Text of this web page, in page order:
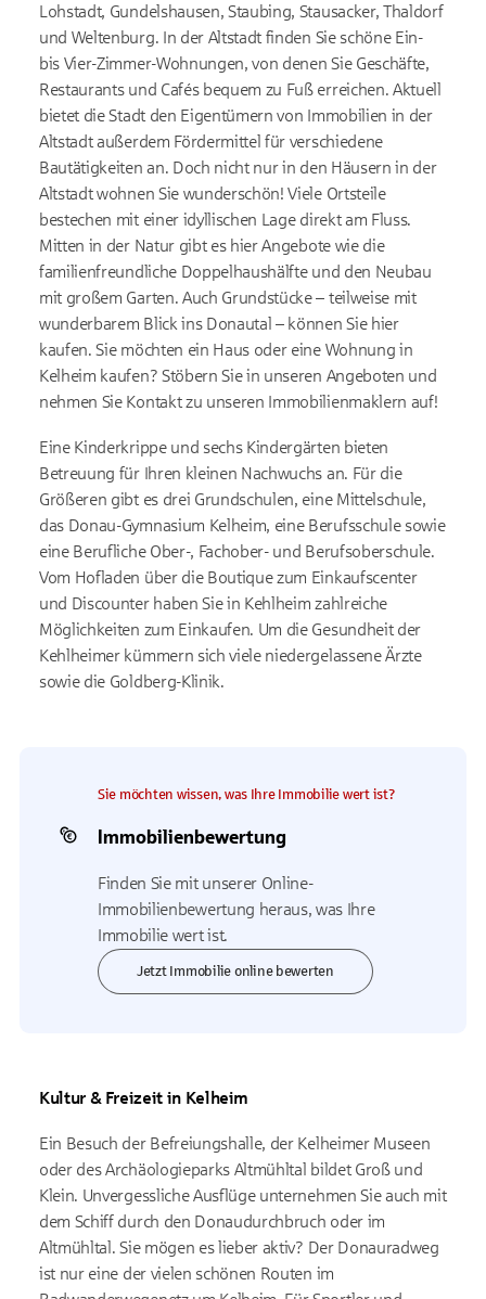
Lohstadt, Gundelshausen, Staubing, Stausacker, Thaldorf
und Weltenburg. In der Altstadt finden Sie schöne Ein-
bis Vier-Zimmer-Wohnungen, von denen Sie Geschäfte,
Restaurants und Cafés bequem zu Fuß erreichen. Aktuell
bietet die Stadt den Eigentümern von Immobilien in der
Altstadt außerdem Fördermittel für verschiedene
Bautätigkeiten an. Doch nicht nur in den Häusern in der
Altstadt wohnen Sie wunderschön! Viele Ortsteile
bestechen mit einer idyllischen Lage direkt am Fluss.
Mitten in der Natur gibt es hier Angebote wie die
familienfreundliche Doppelhaushälfte und den Neubau
mit großem Garten. Auch Grundstücke – teilweise mit
wunderbarem Blick ins Donautal – können Sie hier
kaufen. Sie möchten ein Haus oder eine Wohnung in
Kelheim kaufen? Stöbern Sie in unseren Angeboten und
nehmen Sie Kontakt zu unseren Immobilienmaklern auf!
Eine Kinderkrippe und sechs Kindergärten bieten
Betreuung für Ihren kleinen Nachwuchs an. Für die
Größeren gibt es drei Grundschulen, eine Mittelschule,
das Donau-Gymnasium Kelheim, eine Berufsschule sowie
eine Berufliche Ober-, Fachober- und Berufsoberschule.
Vom Hofladen über die Boutique zum Einkaufscenter
und Discounter haben Sie in Kehlheim zahlreiche
Möglichkeiten zum Einkaufen. Um die Gesundheit der
Kehlheimer kümmern sich viele niedergelassene Ärzte
sowie die Goldberg-Klinik.
Sie möchten wissen, was Ihre Immobilie wert ist?
Immobilienbewertung
Finden Sie mit unserer Online-
Immobilienbewertung heraus, was Ihre
Immobilie wert ist.
Jetzt Immobilie online bewerten
Kultur & Freizeit in Kelheim
Ein Besuch der Befreiungshalle, der Kelheimer Museen
oder des Archäologieparks Altmühltal bildet Groß und
Klein. Unvergessliche Ausflüge unternehmen Sie auch mit
dem Schiff durch den Donaudurchbruch oder im
Altmühltal. Sie mögen es lieber aktiv? Der Donauradweg
ist nur eine der vielen schönen Routen im